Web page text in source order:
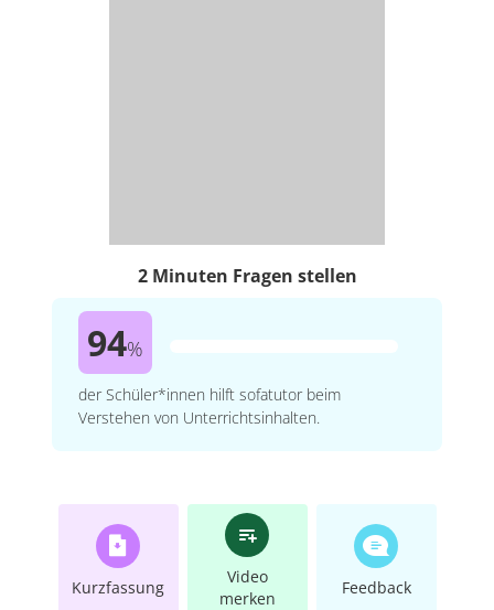
2 Minuten Fragen stellen
94%
der Schüler*innen hilft sofatutor beim
Verstehen von Unterrichtsinhalten.
Kurzfassung
Video
merken
Feedback